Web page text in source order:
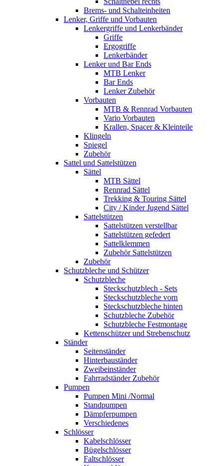
Brems- und Schalteinheiten
Lenker, Griffe und Vorbauten
Lenkergriffe und Lenkerbänder
Griffe
Ergogriffe
Lenkerbänder
Lenker und Bar Ends
MTB Lenker
Bar Ends
Lenker Zubehör
Vorbauten
MTB & Rennrad Vorbauten
Vario Vorbauten
Krallen, Spacer & Kleinteile
Klingeln
Spiegel
Zubehör
Sattel und Sattelstützen
Sättel
MTB Sättel
Rennrad Sättel
Trekking & Touring Sättel
City / Kinder Jugend Sättel
Sattelstützen
Sattelstützen verstellbar
Sattelstützen gefedert
Sattelklemmen
Zubehör Sattelstützen
Zubehör
Schutzbleche und Schützer
Schutzbleche
Steckschutzblech - Sets
Steckschutzbleche vorn
Steckschutzbleche hinten
Schutzbleche Zubehör
Schutzbleche Festmontage
Kettenschützer und Strebenschutz
Ständer
Seitenständer
Hinterbauständer
Zweibeinständer
Fahrradständer Zubehör
Pumpen
Pumpen Mini /Normal
Standpumpen
Dämpferpumpen
Verschiedenes
Schlösser
Kabelschlösser
Bügelschlösser
Faltschlösser